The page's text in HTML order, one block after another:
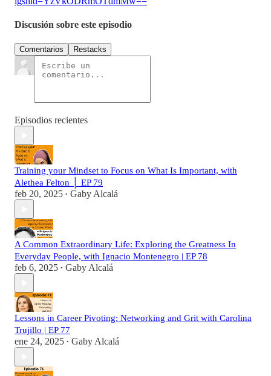
Discusión sobre este episodio
Comentarios Restacks
Episodios recientes
Training your Mindset to Focus on What Is Important, with
Alethea Felton │ EP 79
feb 20, 2025 • Gaby Alcalá
A Common Extraordinary Life: Exploring the Greatness In
Everyday People, with Ignacio Montenegro | EP 78
feb 6, 2025 • Gaby Alcalá
Lessons in Career Pivoting: Networking and Grit with Carolina
Trujillo | EP 77
ene 24, 2025 • Gaby Alcalá